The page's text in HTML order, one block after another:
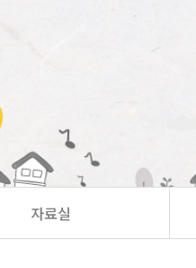
자료실